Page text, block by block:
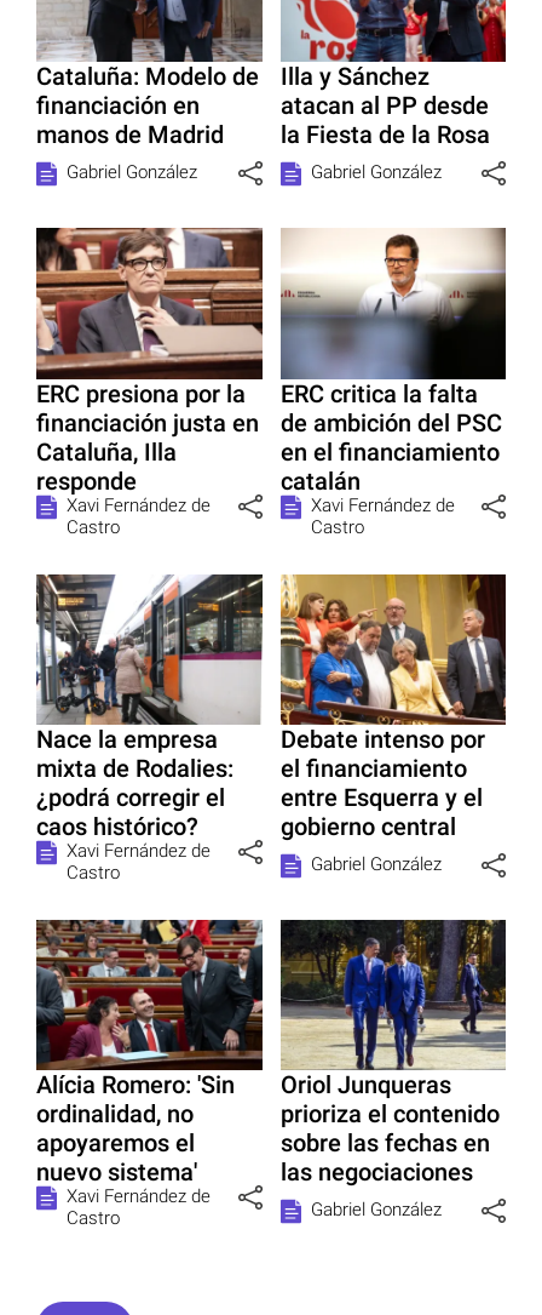
Cataluña: Modelo de
financiación en
manos de Madrid
Gabriel González
Illa y Sánchez
atacan al PP desde
la Fiesta de la Rosa
Gabriel González
ERC presiona por la
financiación justa en
Cataluña, Illa
responde
Xavi Fernández de
Castro
ERC critica la falta
de ambición del PSC
en el financiamiento
catalán
Xavi Fernández de
Castro
Nace la empresa
mixta de Rodalies:
¿podrá corregir el
caos histórico?
Xavi Fernández de
Castro
Debate intenso por
el financiamiento
entre Esquerra y el
gobierno central
Gabriel González
Alícia Romero: 'Sin
ordinalidad, no
apoyaremos el
nuevo sistema'
Xavi Fernández de
Castro
Oriol Junqueras
prioriza el contenido
sobre las fechas en
las negociaciones
Gabriel González